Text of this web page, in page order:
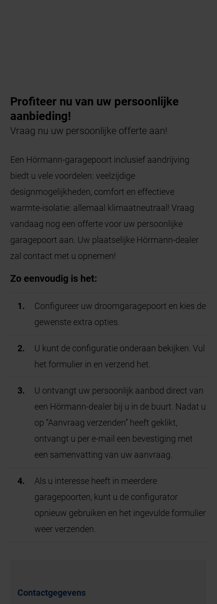
Profiteer nu van uw persoonlijke
aanbieding!
Vraag nu uw persoonlijke offerte aan!
Een Hörmann-garagepoort inclusief aandrijving
biedt u vele voordelen: veelzijdige
designmogelijkheden, comfort en effectieve
warmte-isolatie: allemaal klimaatneutraal! Vraag
vandaag nog een offerte voor uw persoonlijke
garagepoort aan. Uw plaatselijke Hörmann-dealer
zal contact met u opnemen!
Zo eenvoudig is het:
Configureer uw droomgaragepoort en kies de
gewenste extra opties.
U kunt de configuratie onderaan bekijken. Vul
het formulier in en verzend het.
U ontvangt uw persoonlijk aanbod direct van
een Hörmann-dealer bij u in de buurt. Nadat u
op “Aanvraag verzenden” heeft geklikt,
ontvangt u per e-mail een bevestiging met
een samenvatting van uw aanvraag.
Als u interesse heeft in meerdere
garagepoorten, kunt u de configurator
opnieuw gebruiken en het ingevulde formulier
weer verzenden.
Contactgegevens